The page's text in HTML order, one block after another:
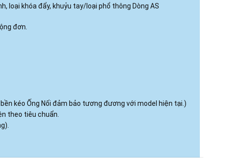
loại khóa đẩy, khuỷu tay/loại phổ thông Dòng AS
đơn.
bền kéo Ống Nối đảm bảo tương đương với model hiện tại.)
theo tiêu chuẩn.